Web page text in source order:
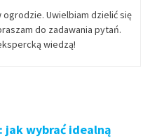
Uwielbiam dzielić się
do zadawania pytań.
wiedzą!
jak wybrać idealną